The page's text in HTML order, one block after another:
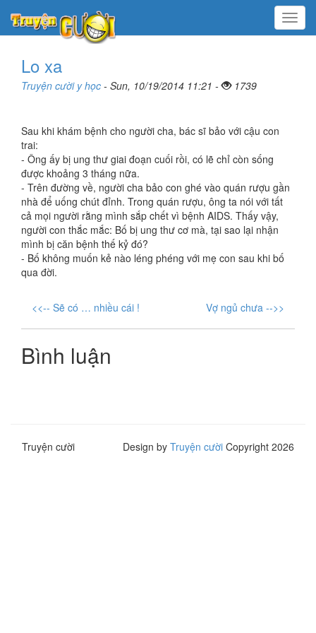
Menu
Lo xa
Truyện cười y học - Sun, 10/19/2014 11:21 - 1739
Sau khi khám bệnh cho người cha, bác sĩ bảo với cậu con
trai:
- Ông ấy bị ung thư giai đoạn cuối rồi, có lẽ chỉ còn sống
được khoảng 3 tháng nữa.
- Trên đường về, người cha bảo con ghé vào quán rượu gần
nhà để uống chút đỉnh. Trong quán rượu, ông ta nói với tất
cả mọi người rằng mình sắp chết vì bệnh AIDS. Thấy vậy,
người con thắc mắc: Bố bị ung thư cơ mà, tại sao lại nhận
mình bị căn bệnh thế kỷ đó?
- Bố không muốn kẻ nào léng phéng với mẹ con sau khi bố
qua đời.
<<-- Sẽ có … nhiều cái ! Vợ ngủ chưa -->>
Bình luận
Truyện cười Design by Truyện cười Copyright 2026